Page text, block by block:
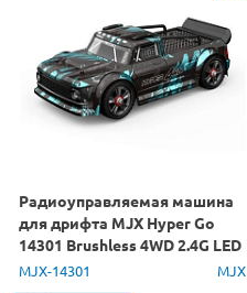
Радиоуправляемая машина
для дрифта MJX Hyper Go
14301 Brushless 4WD 2.4G LED
1/14 RTR
MJX-14301 MJX